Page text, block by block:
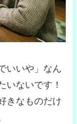
いいや」なん
いないです！
きなものだけ